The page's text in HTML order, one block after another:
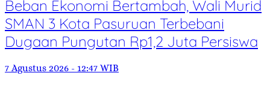
Beban Ekonomi Bertambah, Wali Murid
SMAN 3 Kota Pasuruan Terbebani
Dugaan Pungutan Rp1,2 Juta Persiswa
7 Agustus 2026 - 12:47 WIB